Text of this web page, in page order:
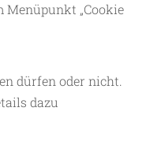
„Cookie
dürfen oder nicht.
dazu